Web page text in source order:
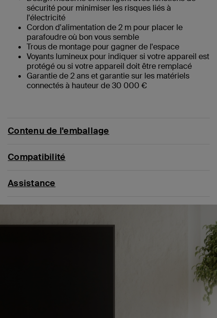
sécurité pour minimiser les risques liés à
l'électricité
Cordon d'alimentation de 2 m pour placer le
parafoudre où bon vous semble
Trous de montage pour gagner de l'espace
Voyants lumineux pour indiquer si votre appareil est
protégé ou si votre appareil doit être remplacé
Garantie de 2 ans et garantie sur les matériels
connectés à hauteur de 30 000 €
Contenu de l'emballage
Compatibilité
Assistance